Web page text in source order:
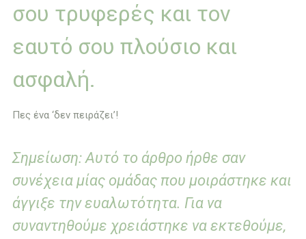
σου τρυφερές και τον
εαυτό σου πλούσιο και
ασφαλή.
Πες ένα ‘δεν πειράζει’!
Σημείωση: Αυτό το άρθρο ήρθε σαν
συνέχεια μίας ομάδας που μοιράστηκε και
άγγιξε την ευαλωτότητα. Για να
συναντηθούμε χρειάστηκε να εκτεθούμε,